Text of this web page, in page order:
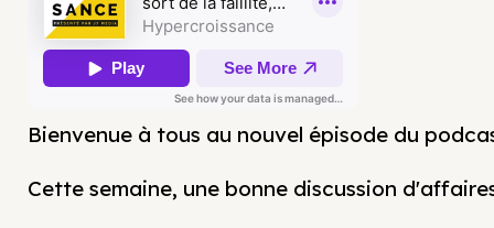
Bienvenue à tous au nouvel épisode du
Cette semaine, une bonne discussion